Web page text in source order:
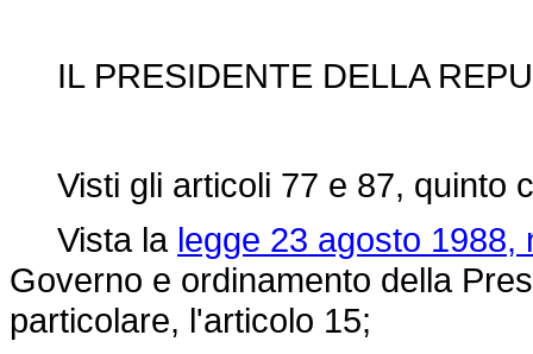
IL PRESIDENTE DELLA
Visti gli articoli 77 e 87, quinto
Vista la legge 23 agosto 1988,
Governo e ordinamento della
particolare, l'articolo 15;